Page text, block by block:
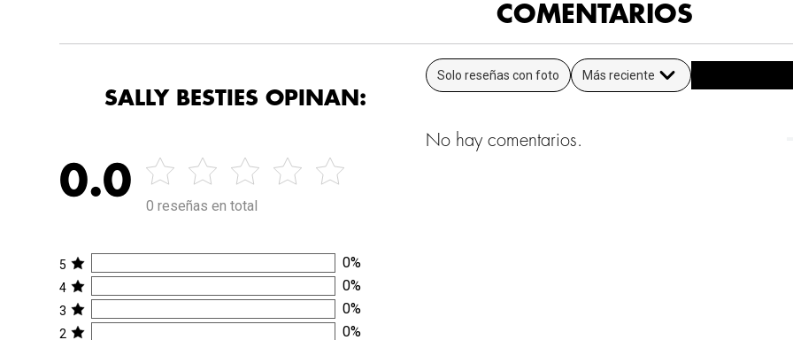
COMENTARIOS
SALLY BESTIES OPINAN:
0.0
0 reseñas en total
5 0%
4 0%
3 0%
2 0%
Solo reseñas con foto Más reciente
No hay comentarios.